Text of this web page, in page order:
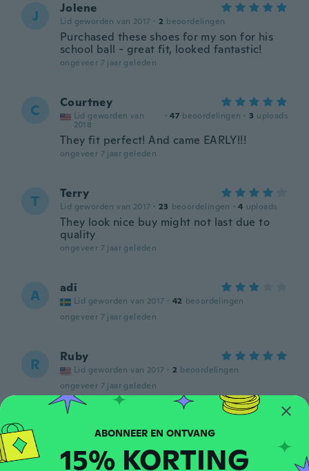
J Jolene
Lid geworden van 2017 · 2 beoordelingen
Purchased these shoes for my son for his
school ball - great fit, looked fantastic!
ongeveer 7 jaar geleden
C Courtney
Lid geworden van
2018
· 47 beoordelingen · 3 uploads
They fit perfect! And came EARLY!!!
ongeveer 7 jaar geleden
T Terry
Lid geworden van 2017 · 23 beoordelingen · 4 uploads
They look nice buy might not last due to
quality
ongeveer 7 jaar geleden
A adi
Lid geworden van 2017 · 42 beoordelingen
ongeveer 7 jaar geleden
R Ruby
Lid geworden van 2017 · 2 beoordelingen
ongeveer 7 jaar geleden
K Lid geworden van 2018 · 16 beoordelingen
ongeveer 7 jaar geleden
ABONNEER EN ONTVANG
15% KORTING